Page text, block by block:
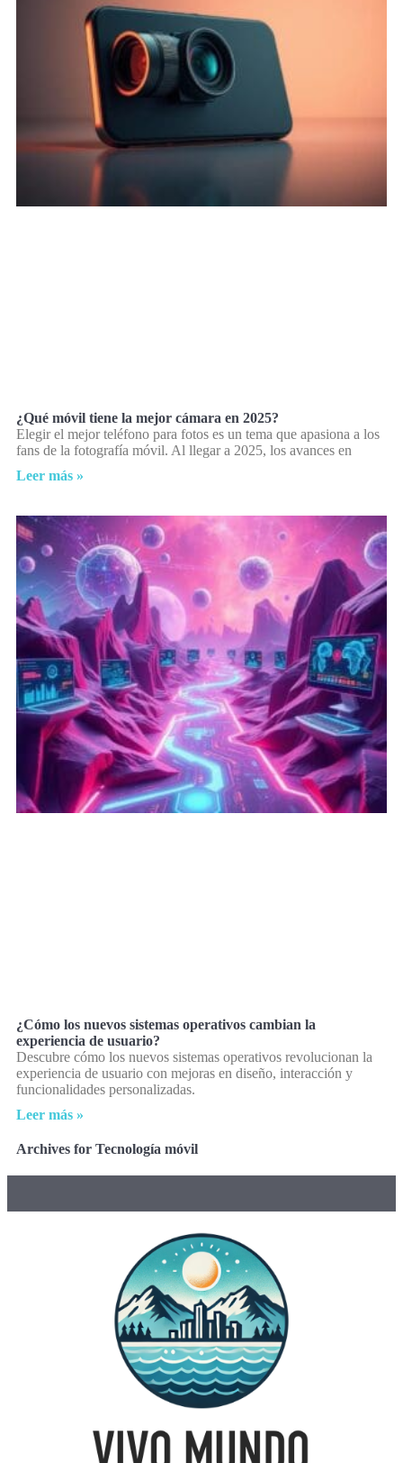
¿Qué móvil tiene la mejor cámara en 2025?
Elegir el mejor teléfono para fotos es un tema que apasiona a los
fans de la fotografía móvil. Al llegar a 2025, los avances en
Leer más »
¿Cómo los nuevos sistemas operativos cambian la
experiencia de usuario?
Descubre cómo los nuevos sistemas operativos revolucionan la
experiencia de usuario con mejoras en diseño, interacción y
funcionalidades personalizadas.
Leer más »
Archives for Tecnología móvil